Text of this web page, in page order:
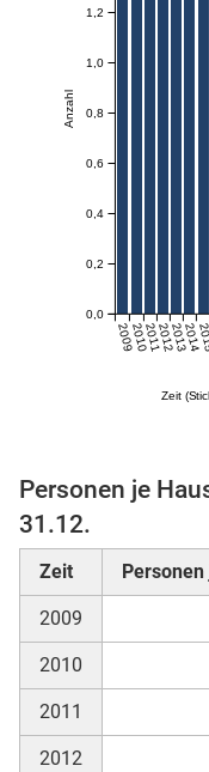
(Mikrozensus)
Zeit
200920102011201220132014
Anzahl
0,0
0,2
0,4
0,6
0,8
1,0
1,2
Personen je
31.12.
Zeit
2009
2010
2011
2012